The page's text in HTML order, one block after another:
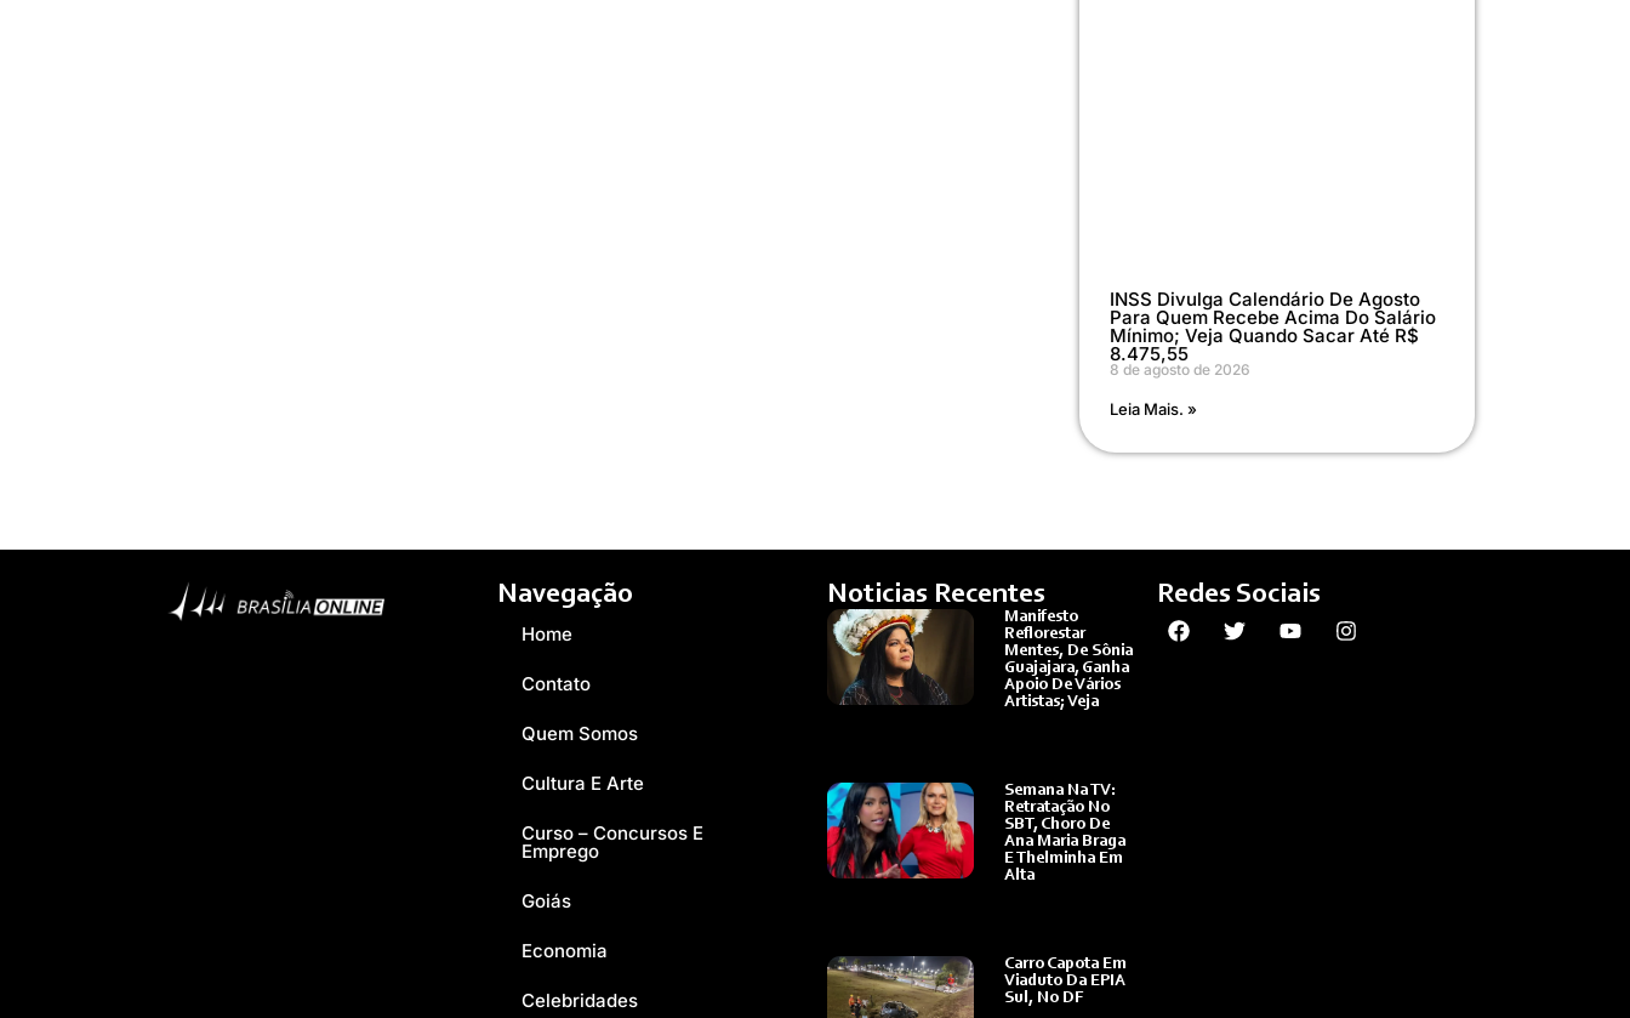
INSS Divulga Calendário De Agosto
Para Quem Recebe Acima Do Salário
Mínimo; Veja Quando Sacar Até R$
8.475,55
8 de agosto de 2026
Leia Mais. »
Navegação
Home
Contato
Quem Somos
Cultura E Arte
Curso – Concursos E
Emprego
Goiás
Economia
Celebridades
Noticias Recentes
Manifesto
Reflorestar
Mentes, De Sônia
Guajajara, Ganha
Apoio De Vários
Artistas; Veja
Semana Na TV:
Retratação No
SBT, Choro De
Ana Maria Braga
E Thelminha Em
Alta
Carro Capota Em
Viaduto Da EPIA
Sul, No DF
Redes Sociais